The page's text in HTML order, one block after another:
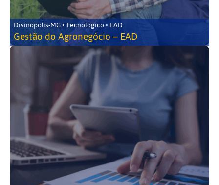
Divinópolis-MG • Tecnológico • EAD
Gestão do Agronegócio – EAD